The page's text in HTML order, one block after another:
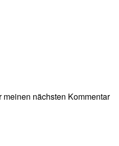
nächsten Kommentar